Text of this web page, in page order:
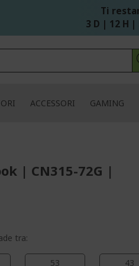
Ti
3 D | 12 H |
ACCESSORI GAMING
| CN315-72G |
tra:
53 42